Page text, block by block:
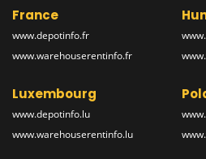
France
www.depotinfo.fr
www.warehouserentinfo.fr
Luxembourg
www.depotinfo.lu
www.warehouserentinfo.lu